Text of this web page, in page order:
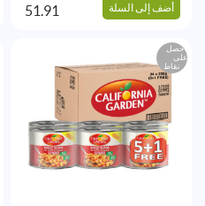
أضف إلى السلة 51.91
احصل
على
نقاط